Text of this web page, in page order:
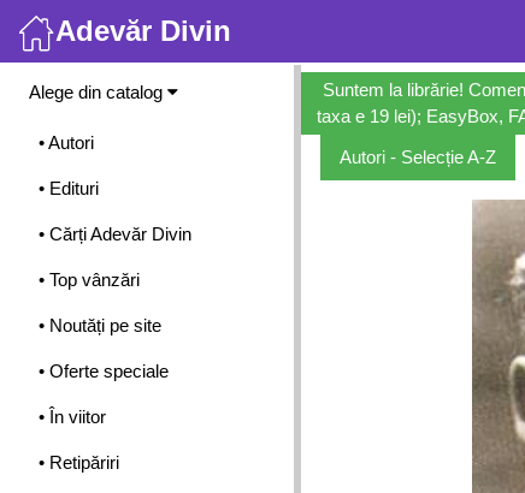
Adevăr Divin
Meniu
Alege din catalog
• Autori
• Edituri
• Cărți Adevăr Divin
• Top vânzări
• Noutăți pe site
• Oferte speciale
• În viitor
• Retipăriri
Suntem la librărie!
taxa e 19 lei); EasyBox,
Autori - Selecție A-Z